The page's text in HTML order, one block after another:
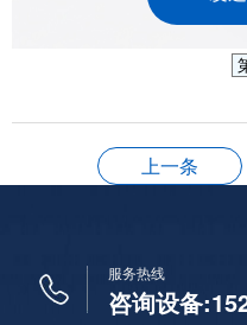
上一条
服务热线
咨询设备